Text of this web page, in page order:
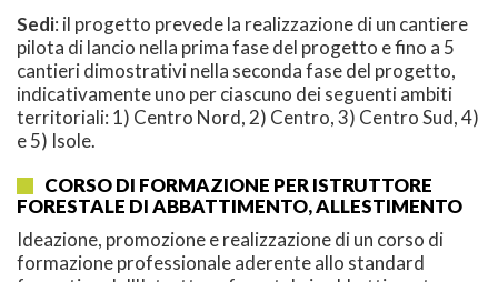
Sedi: il progetto prevede la realizzazione di un cantiere
pilota di lancio nella prima fase del progetto e fino a 5
cantieri dimostrativi nella seconda fase del progetto,
indicativamente uno per ciascuno dei seguenti ambiti
territoriali: 1) Centro Nord, 2) Centro, 3) Centro Sud, 4)
e 5) Isole.
CORSO DI FORMAZIONE PER ISTRUTTORE
FORESTALE DI ABBATTIMENTO, ALLESTIMENTO
Ideazione, promozione e realizzazione di un corso di
formazione professionale aderente allo standard